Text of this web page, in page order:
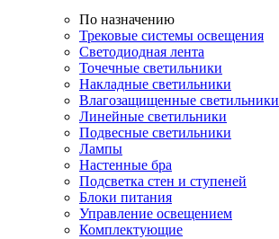
По назначению
Трековые системы освещения
Светодиодная лента
Точечные светильники
Накладные светильники
Влагозащищенные светильники
Линейные светильники
Подвесные светильники
Лампы
Настенные бра
Подсветка стен и ступеней
Блоки питания
Управление освещением
Комплектующие